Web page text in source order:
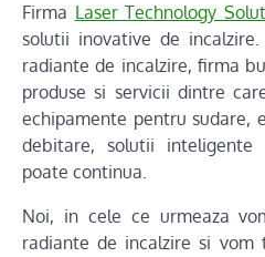
Firma Laser Technology
solutii inovative de
radiante de incalzire, firma
produse si servicii dintre
echipamente pentru sudare,
debitare, solutii
poate continua.
Noi, in cele ce urmeaza
radiante de incalzire si vom